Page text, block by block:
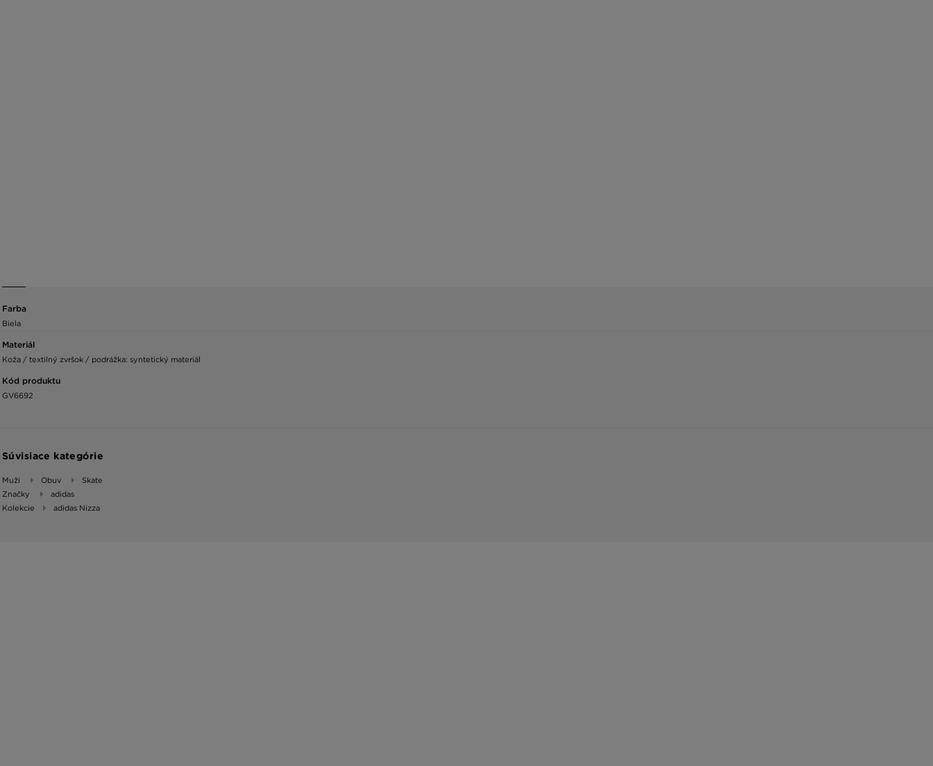
Farba
Biela
Materiál
Koža / textilný zvršok / podrážka: syntetický materiál
Kód produktu
GV6692
Súvisiace kategórie
Muži Obuv
Skate
Značky
adidas
Kolekcie
adidas Nizza